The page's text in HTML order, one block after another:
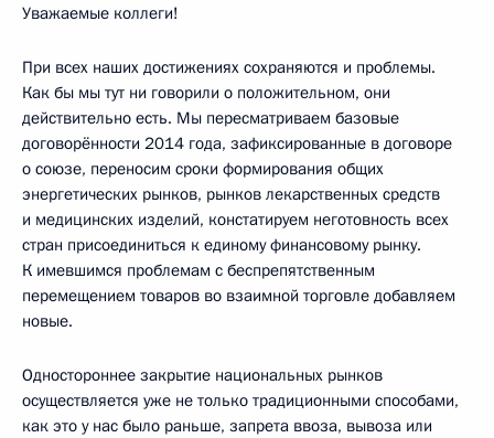
Уважаемые коллеги!
При всех наших достижениях сохраняются и проблемы.
Как бы мы тут ни говорили о положительном, они
действительно есть. Мы пересматриваем базовые
договорённости 2014 года, зафиксированные в договоре
о союзе, переносим сроки формирования общих
энергетических рынков, рынков лекарственных средств
и медицинских изделий, констатируем неготовность всех
стран присоединиться к единому финансовому рынку.
К имевшимся проблемам с беспрепятственным
перемещением товаров во взаимной торговле добавляем
новые.
Одностороннее закрытие национальных рынков
осуществляется уже не только традиционными способами,
как это у нас было раньше, запрета ввоза, вывоза или